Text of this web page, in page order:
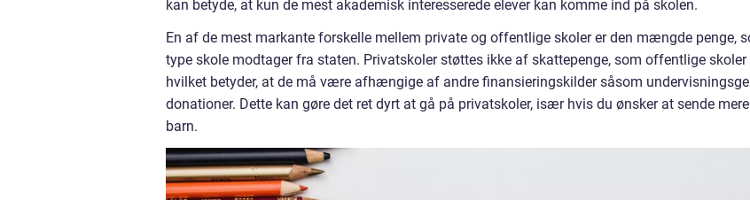
kan betyde, at kun de mest akademisk interesserede elever kan komme ind på skolen.
En af de mest markante forskelle mellem private og offentlige skoler er den mængde penge,
type skole modtager fra staten. Privatskoler støttes ikke af skattepenge, som offentlige skoler
hvilket betyder, at de må være afhængige af andre finansieringskilder såsom
donationer. Dette kan gøre det ret dyrt at gå på privatskoler, især hvis du ønsker at sende
barn.